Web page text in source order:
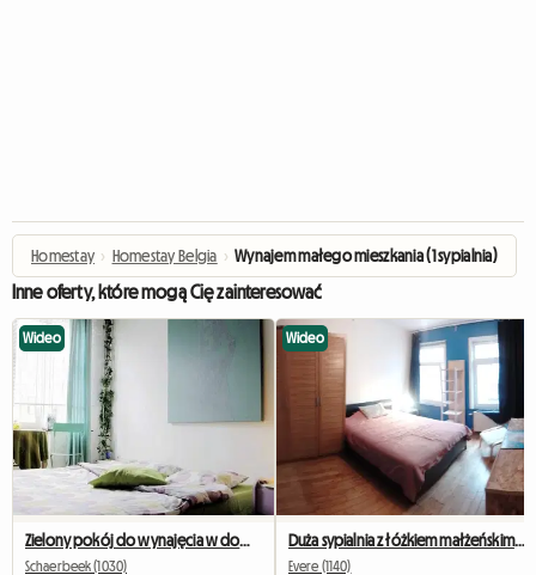
Homestay › Homestay Belgia › Wynajem małego mieszkania (1 sypialnia)
Inne oferty, które mogą Cię zainteresować
Wideo
Zielony pokój do wynajęcia w domu w Brukseli
Schaerbeek (1030)
Wideo
Duża sypialnia z łóżkiem małżeńskim i biurkiem
Evere (1140)